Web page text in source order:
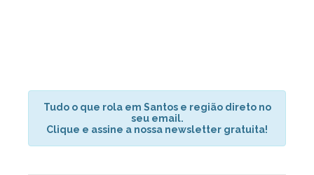
Tudo o que rola em Santos e região direto no
seu email.
Clique e assine a nossa newsletter gratuita!